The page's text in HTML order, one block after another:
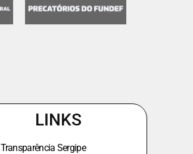
LINKS
Transparência Sergipe